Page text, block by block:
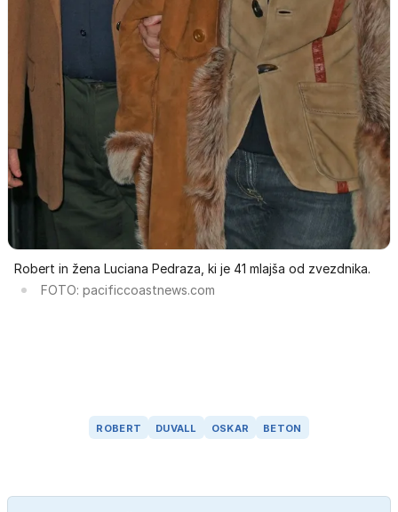
Robert in žena Luciana Pedraza, ki je 41 mlajša od zvezdnika.
FOTO: pacificcoastnews.com
ROBERT DUVALL OSKAR BETON